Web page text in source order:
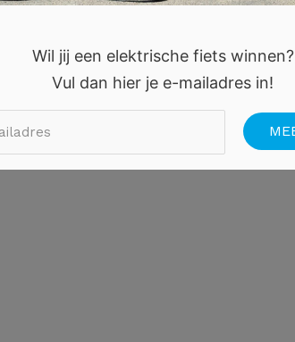
Wil jij een elektrische fiets winnen?
Vul dan hier je e-mailadres in!